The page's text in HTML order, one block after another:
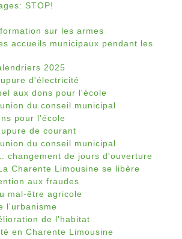
STOP!
sur les armes
accueils municipaux pendant les
2025
d'électricité
aux dons pour l'école
du conseil municipal
pour l'école
de courant
du conseil municipal
changement de jours d'ouverture
Charente Limousine se libère
aux fraudes
mal-être agricole
l'urbanisme
de l'habitat
en Charente Limousine